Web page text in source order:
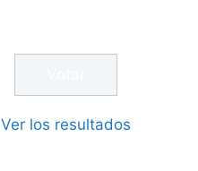
Ver los resultados